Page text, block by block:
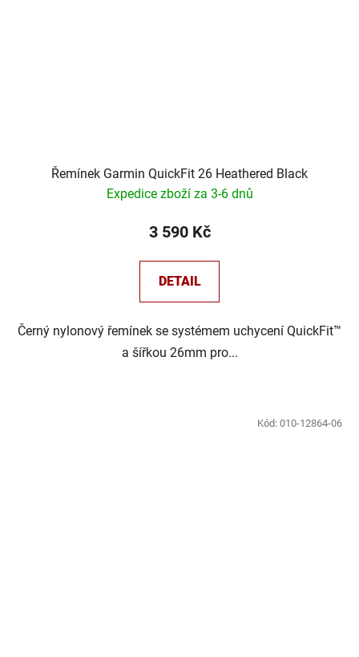
Řemínek Garmin QuickFit 26 Heathered Black
Expedice zboží za 3-6 dnů
3 590 Kč
DETAIL
Černý nylonový řemínek se systémem uchycení QuickFit™
a šířkou 26mm pro...
Kód: 010-12864-06